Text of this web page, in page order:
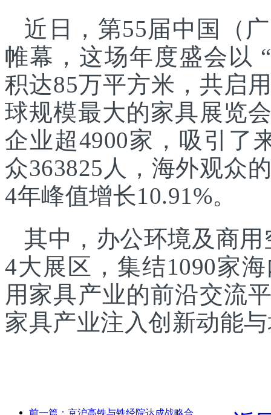
近日，第55届中国（
帷幕，这场年度盛会以
积达85万平方米，共启
球规模最大的家具展览
企业超4900家，吸引了
众363825人，海外观众
4年峰值增长10.91%。
其中，办公环境及商
4大展区，集结1090家
用家具产业的前沿交流
家具产业注入创新动能